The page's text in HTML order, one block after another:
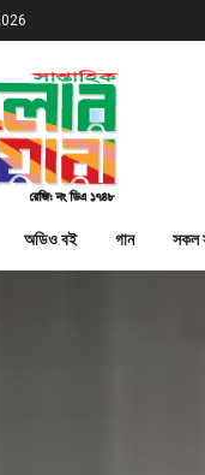
অডিও বই গান সকল